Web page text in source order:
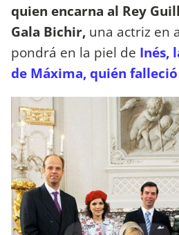
quien encarna al Rey
Gala Bichir, una actriz en
pondrá en la piel de Inés,
de Máxima, quién falleció